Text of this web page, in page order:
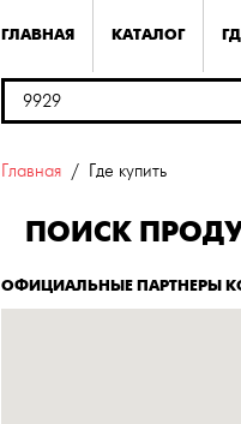
ГЛАВНАЯ КАТАЛОГ
Главная Где купить
ПОИСК
ОФИЦИАЛЬНЫЕ ПАРТНЕРЫ